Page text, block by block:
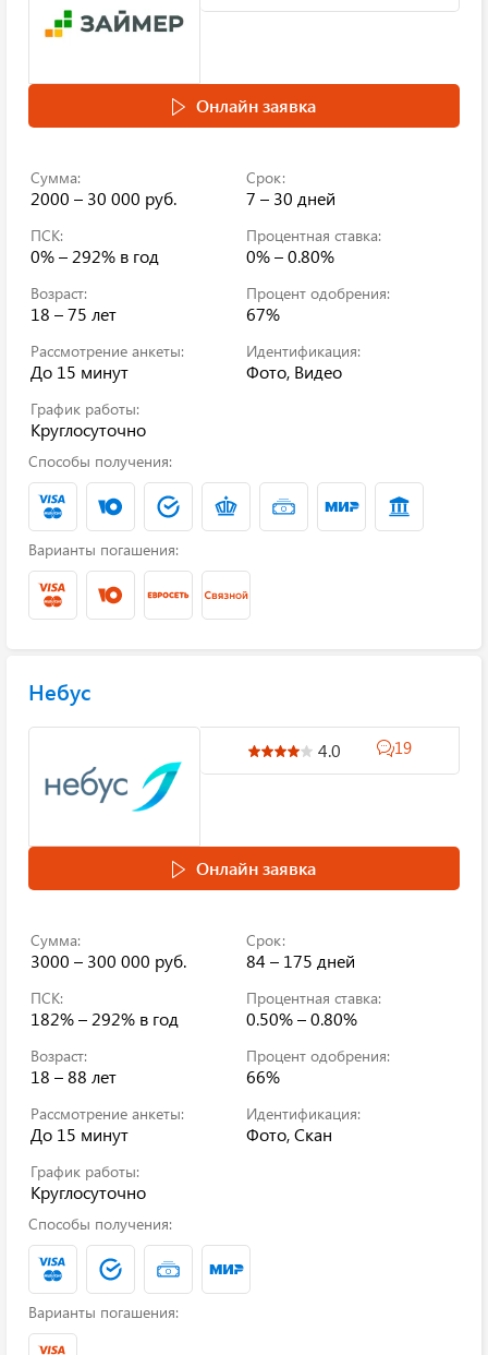
Онлайн заявка
Сумма:
2000 – 30 000 руб.
Срок:
7 – 30 дней
ПСК:
0% – 292% в год
Процентная ставка:
0% – 0.80%
Возраст:
18 – 75 лет
Процент одобрения:
67%
Рассмотрение анкеты:
До 15 минут
Идентификация:
Фото, Видео
График работы:
Круглосуточно
Способы получения:
Варианты погашения:
Небус
4.0 19
Онлайн заявка
Сумма:
3000 – 300 000 руб.
Срок:
84 – 175 дней
ПСК:
182% – 292% в год
Процентная ставка:
0.50% – 0.80%
Возраст:
18 – 88 лет
Процент одобрения:
66%
Рассмотрение анкеты:
До 15 минут
Идентификация:
Фото, Скан
График работы:
Круглосуточно
Способы получения:
Варианты погашения: